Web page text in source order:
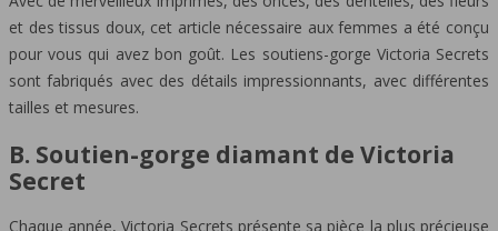
et des tissus doux, cet article nécessaire aux femmes a été conçu
pour vous qui avez bon goût. Les soutiens-gorge Victoria Secrets
sont fabriqués avec des détails impressionnants, avec différentes
tailles et mesures.
B. Soutien-gorge diamant de Victoria
Secret
Chaque année, Victoria Secrets présente sa pièce la plus précieuse